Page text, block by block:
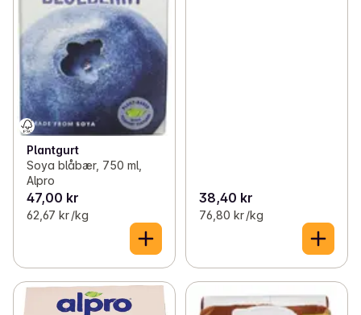
Plantgurt
Soya blåbær, 750 ml,
Alpro
47,00 kr
62,67 kr /kg
38,40 kr
76,80 kr /kg